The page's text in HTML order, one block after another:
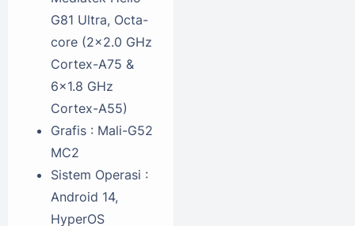
G81 Ultra, Octa-
core (2x2.0 GHz
Cortex-A75 &
6x1.8 GHz
Cortex-A55)
Grafis : Mali-G52
MC2
Sistem Operasi :
Android 14,
HyperOS